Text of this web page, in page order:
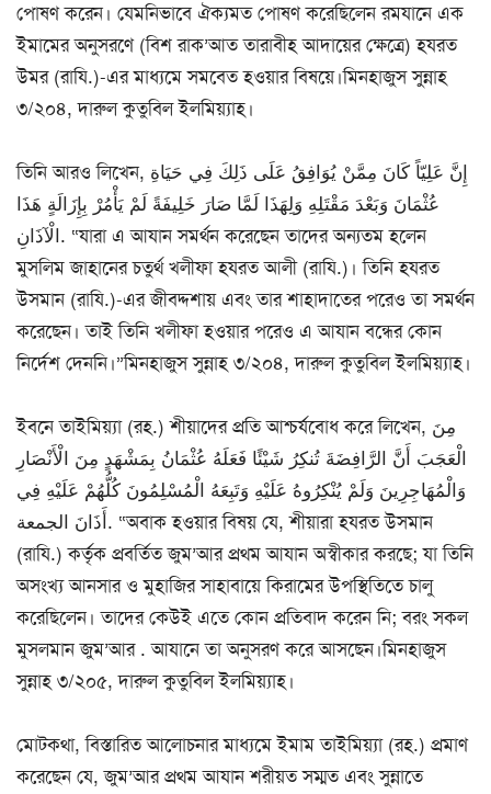
পোষণ করেন। যেমনিভাবে ঐক্যমত পোষণ করেছিলেন রমযানে এক
ইমামের অনুসরণে (বিশ রাক’আত তারাবীহ আদায়ের ক্ষেত্রে) হযরত
উমর (রাযি.)-এর মাধ্যমে সমবেত হওয়ার বিষয়ে।মিনহাজুস সুন্নাহ
৩/২০৪, দারুল কুতুবিল ইলমিয়্যাহ।
তিনি আরও লিখেন, إِنَّ عَلِيّاً كَانَ مِمَّنْ يُوَافِقُ عَلَى ذَلِكَ فِي حَيَاةِ
عُثْمَانَ وَبَعْدَ مَقْتَلِهِ وَلِهَذَا لَمَّا صَارَ خَلِيفَةً لَمْ يَأْمُرْ بِإِزَالَةٍ هَذَا
الْآذَانِ. “যারা এ আযান সমর্থন করেছেন তাদের অন্যতম হলেন
মুসলিম জাহানের চতুর্থ খলীফা হযরত আলী (রাযি.)। তিনি হযরত
উসমান (রাযি.)-এর জীবদ্দশায় এবং তার শাহাদাতের পরেও তা সমর্থন
করেছেন। তাই তিনি খলীফা হওয়ার পরেও এ আযান বন্ধের কোন
নির্দেশ দেননি।”মিনহাজুস সুন্নাহ ৩/২০৪, দারুল কুতুবিল ইলমিয়্যাহ।
ইবনে তাইমিয়্যা (রহ.) শীয়াদের প্রতি আশ্চর্যবোধ করে লিখেন, مِنَ
الْعَجَبَ أَنَّ الرَّافِضَةَ تُنكِرُ شَيْئًا فَعَلَهُ عُثْمَانُ بِمَشْهَدٍ مِنَ الْأَنْصَارِ
وَالْمُهَاجِرِينَ وَلَمْ يُنْكِرُوهُ عَلَيْهِ وَتَبِعَهُ الْمُسْلِمُونَ كُلُّهُمْ عَلَيْهِ فِي
أَذَانَ الجمعة. “অবাক হওয়ার বিষয় যে, শীয়ারা হযরত উসমান
(রাযি.) কর্তৃক প্রবর্তিত জুম’আর প্রথম আযান অস্বীকার করছে; যা তিনি
অসংখ্য আনসার ও মুহাজির সাহাবায়ে কিরামের উপস্থিতিতে চালু
করেছিলেন। তাদের কেউই এতে কোন প্রতিবাদ করেন নি; বরং সকল
মুসলমান জুম’আর . আযানে তা অনুসরণ করে আসছেন।মিনহাজুস
সুন্নাহ ৩/২০৫, দারুল কুতুবিল ইলমিয়্যাহ।
মোটকথা, বিস্তারিত আলোচনার মাধ্যমে ইমাম তাইমিয়্যা (রহ.) প্রমাণ
করেছেন যে, জুম’আর প্রথম আযান শরীয়ত সম্মত এবং সুন্নাতে